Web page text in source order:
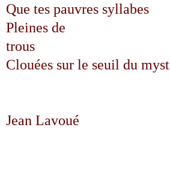
Que tes pauvres syllabes
Pleines de
trous
Clouées sur le seuil du
Jean Lavoué